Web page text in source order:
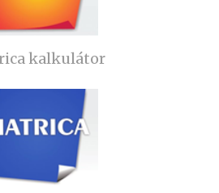
kalkulátor